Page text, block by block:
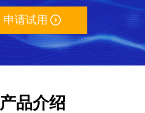
申请试用 
产品介绍